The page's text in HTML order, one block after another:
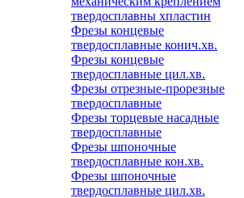
твердосплавны хпластин
Фрезы концевые
твердосплавные конич.хв.
Фрезы концевые
твердосплавные цил.хв.
Фрезы отрезные-прорезные
твердосплавные
Фрезы торцевые насадные
твердосплавные
Фрезы шпоночные
твердосплавные кон.хв.
Фрезы шпоночные
твердосплавные цил.хв.